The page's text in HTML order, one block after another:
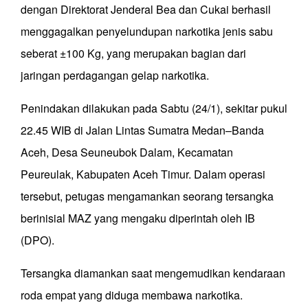
dengan Direktorat Jenderal Bea dan Cukai berhasil
menggagalkan penyelundupan narkotika jenis sabu
seberat ±100 Kg, yang merupakan bagian dari
jaringan perdagangan gelap narkotika.
Penindakan dilakukan pada Sabtu (24/1), sekitar pukul
22.45 WIB di Jalan Lintas Sumatra Medan–Banda
Aceh, Desa Seuneubok Dalam, Kecamatan
Peureulak, Kabupaten Aceh Timur. Dalam operasi
tersebut, petugas mengamankan seorang tersangka
berinisial MAZ yang mengaku diperintah oleh IB
(DPO).
Tersangka diamankan saat mengemudikan kendaraan
roda empat yang diduga membawa narkotika.